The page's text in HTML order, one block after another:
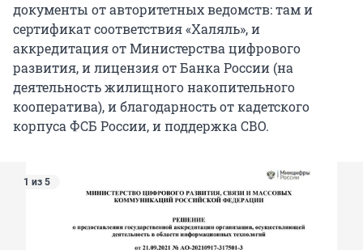
документы от авторитетных ведомств: там и
сертификат соответствия «Халяль», и
аккредитация от Министерства цифрового
развития, и лицензия от Банка России (на
деятельность жилищного накопительного
кооператива), и благодарность от кадетского
корпуса ФСБ России, и поддержка СВО.
1 из 5